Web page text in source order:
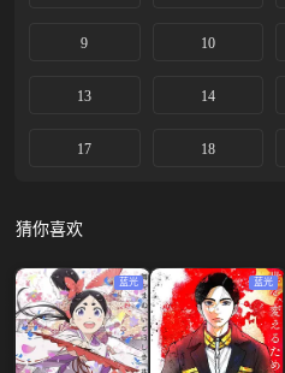
9 10
13 14
17 18
猜你喜欢
蓝光 蓝光